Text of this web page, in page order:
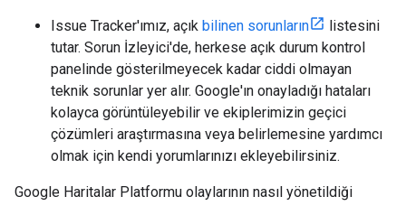
Issue Tracker'ımız, açık bilinen sorunların
listesini
tutar. Sorun İzleyici'de, herkese açık durum kontrol
panelinde gösterilmeyecek kadar ciddi olmayan
teknik sorunlar yer alır. Google'ın onayladığı hataları
kolayca görüntüleyebilir ve ekiplerimizin geçici
çözümleri araştırmasına veya belirlemesine yardımcı
olmak için kendi yorumlarınızı ekleyebilirsiniz.
Google Haritalar Platformu olaylarının nasıl yönetildiği